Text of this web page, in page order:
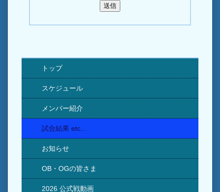
トップ
スケジュール
メンバー紹介
試合結果 etc...
お知らせ
OB・OGの皆さま
2026 公式戦動画